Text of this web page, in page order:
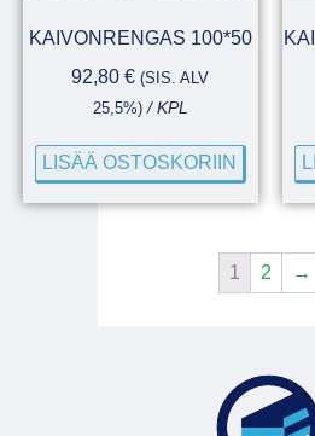
KAIVONRENGAS 100*50
92,80€ (SIS. ALV
25,5%)/ KPL
LISÄÄ OSTOSKORIIN
1 2 →